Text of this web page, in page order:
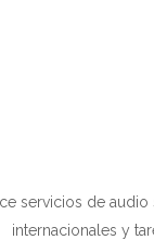
servicios de
internacionales y